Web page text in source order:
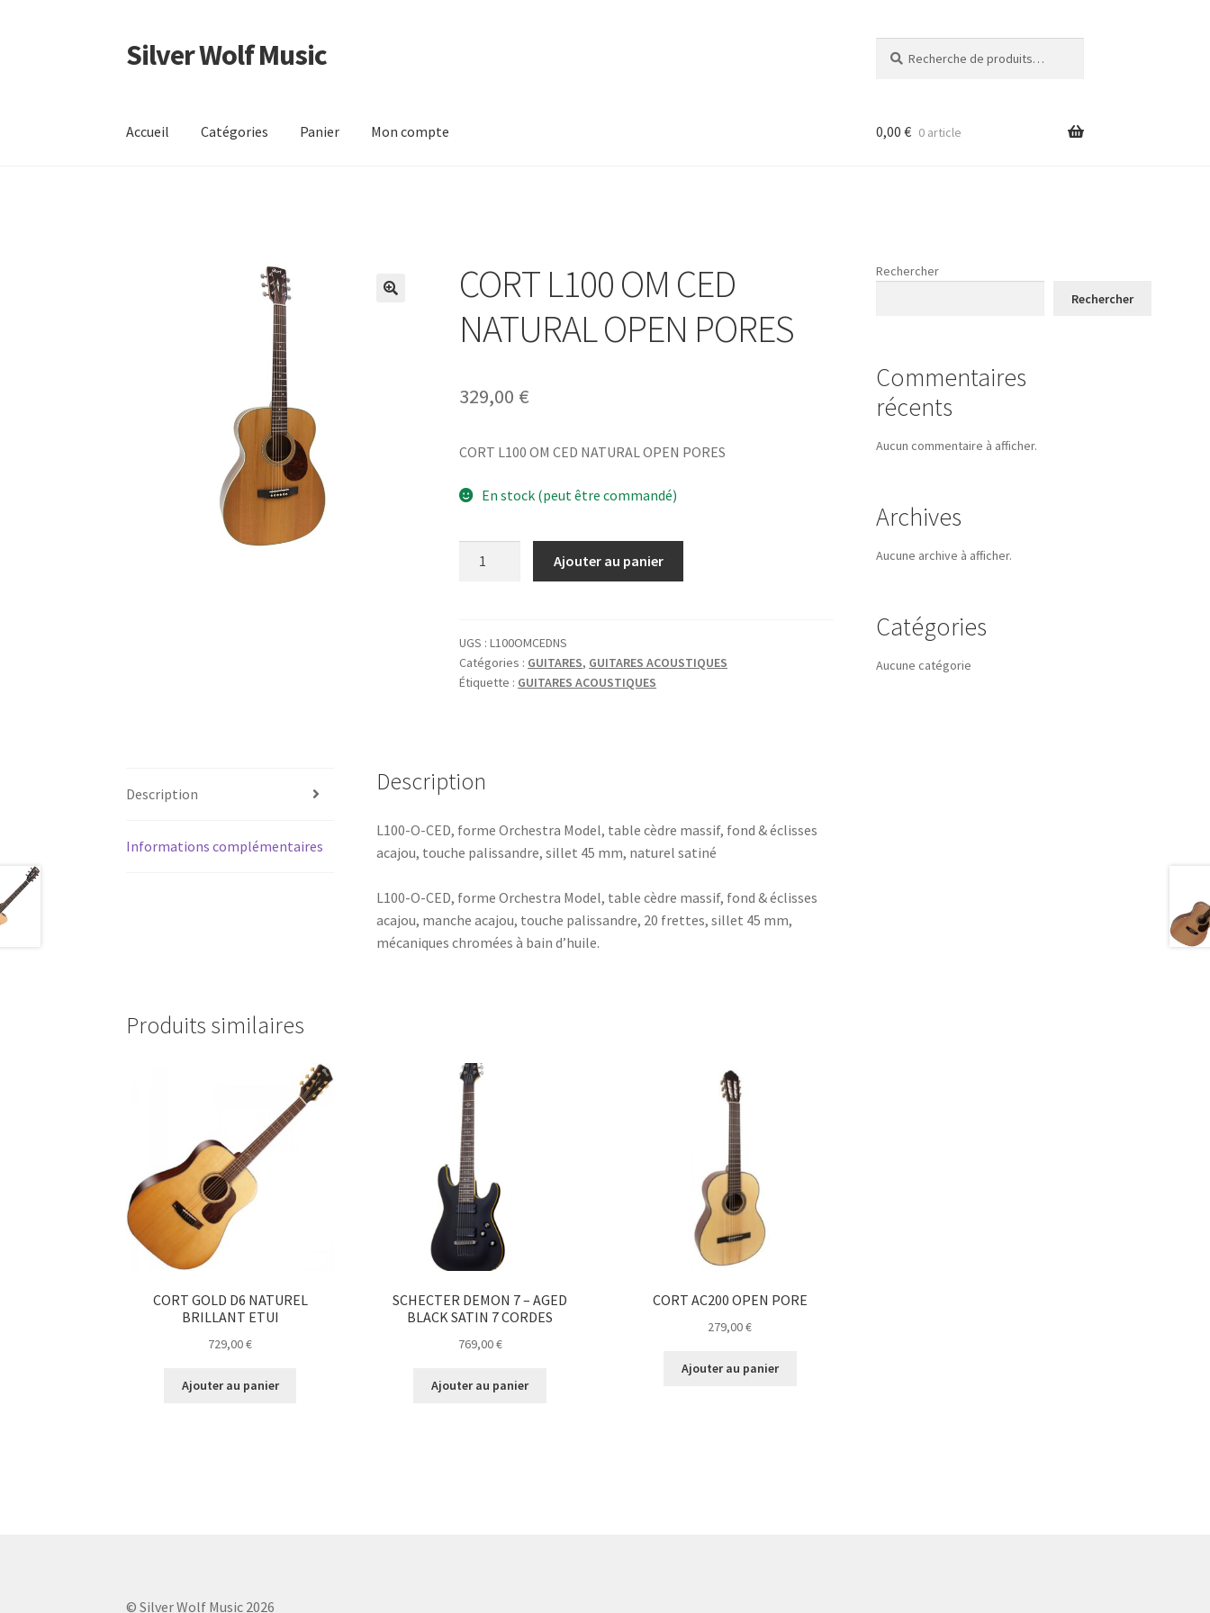
Aller
à
Aller
au
Silver Wolf Music
pour :
Accueil Catégories Panier Mon compte 0,00 € 0 article
CORT L100 OM CED
NATURAL OPEN PORES
329,00 €
CORT L100 OM CED NATURAL OPEN PORES
En stock (peut être commandé)
OM
CED
NATURAL
Ajouter au panier
UGS :L100OMCEDNS
Catégories : GUITARES, GUITARES ACOUSTIQUES
Étiquette : GUITARES ACOUSTIQUES
Description
Informations complémentaires
Description
L100-O-CED, forme Orchestra Model, table cèdre massif, fond & éclisses
acajou, touche palissandre, sillet 45 mm, naturel satiné
L100-O-CED, forme Orchestra Model, table cèdre massif, fond & éclisses
acajou, manche acajou, touche palissandre, 20 frettes, sillet 45 mm,
mécaniques chromées à bain d’huile.
Produits similaires
CORT GOLD D6 NATUREL
BRILLANT ETUI
729,00€
Ajouter au panier
SCHECTER DEMON 7 – AGED
BLACK SATIN 7 CORDES
769,00€
Ajouter au panier
CORT AC200 OPEN PORE
279,00€
Ajouter au panier
Rechercher
Rechercher
Commentaires
récents
Aucun commentaire à afficher.
Archives
Aucune archive à afficher.
Catégories
Aucune catégorie
© Silver Wolf Music 2026